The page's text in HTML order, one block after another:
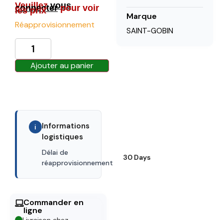
Veuillezvous
connecterpour voir
les prix
Réapprovisionnement
Ajouter au panier
i
Informations
logistiques
Délai de
réapprovisionnement
30 Days
Commander en
ligne
Marque
SAINT-GOBIN